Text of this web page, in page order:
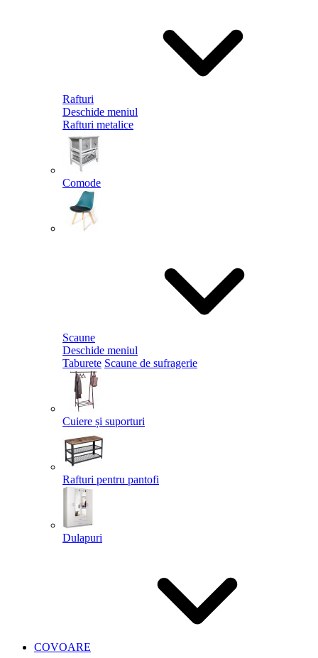
Rafturi
Deschide meniul
Rafturi metalice
Comode
Scaune
Deschide meniul
Taburete Scaune de sufragerie
Cuiere și suporturi
Rafturi pentru pantofi
Dulapuri
COVOARE